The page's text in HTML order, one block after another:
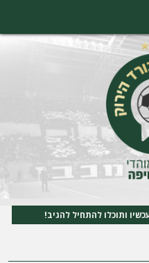
ותוכלו להתחיל להגיב!